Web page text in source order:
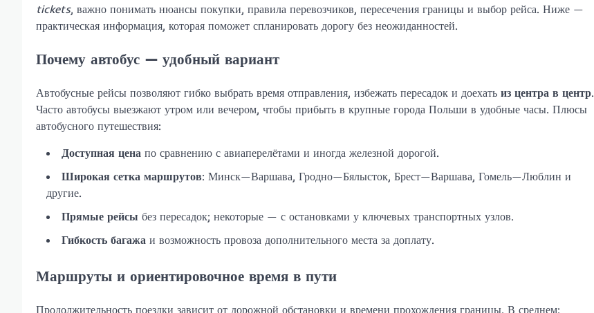
tickets, важно понимать нюансы покупки, правила перевозчиков, пересечения границы и выбор рейса. Ниже —
практическая информация, которая поможет спланировать дорогу без неожиданностей.
Почему автобус — удобный вариант
Автобусные рейсы позволяют гибко выбрать время отправления, избежать пересадок и доехать из центра в центр.
Часто автобусы выезжают утром или вечером, чтобы прибыть в крупные города Польши в удобные часы. Плюсы
автобусного путешествия:
Доступная цена по сравнению с авиаперелётами и иногда железной дорогой.
Широкая сетка маршрутов: Минск—Варшава, Гродно—Бялысток, Брест—Варшава, Гомель—Люблин и
другие.
Прямые рейсы без пересадок; некоторые — с остановками у ключевых транспортных узлов.
Гибкость багажа и возможность провоза дополнительного места за доплату.
Маршруты и ориентировочное время в пути
Продолжительность поездки зависит от дорожной обстановки и времени прохождения границы. В среднем: